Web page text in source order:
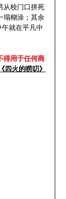
从校门口拼死
塌糊涂；其余
就在平凡中
得用于任何商
《四火的唠叨》